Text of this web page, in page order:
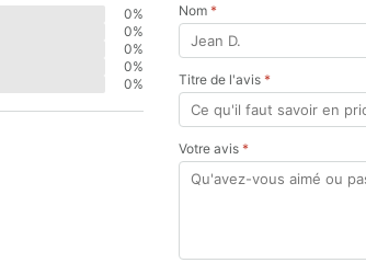
0%
0%
0%
0%
0%
Nom *
Titre de l'avis *
Votre avis *